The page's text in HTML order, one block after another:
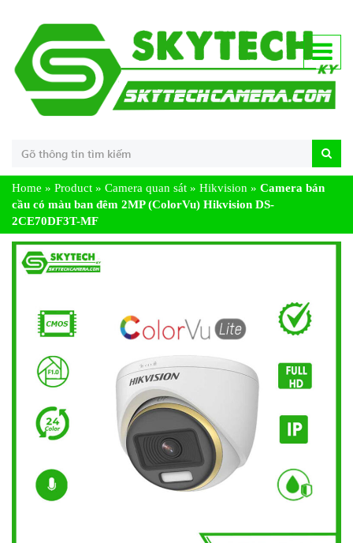
Home » Product » Camera quan sát » Hikvision » Camera bán
cầu có màu ban đêm 2MP (ColorVu) Hikvision DS-
2CE70DF3T-MF